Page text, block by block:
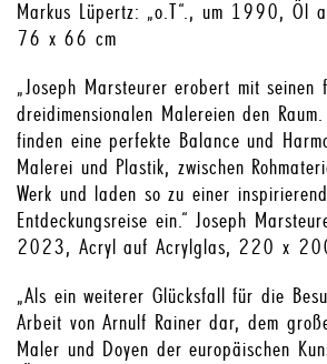
Markus Lüpertz: „o.T“., um 1990, Öl
76 x 66 cm
„Joseph Marsteurer erobert mit seinen
dreidimensionalen Malereien den
finden eine perfekte Balance und
Malerei und Plastik, zwischen
Werk und laden so zu einer
Entdeckungsreise ein.“ Joseph
2023, Acryl auf Acrylglas, 220 x
„Als ein weiterer Glücksfall für die
Arbeit von Arnulf Rainer dar, dem
Maler und Doyen der europäischen